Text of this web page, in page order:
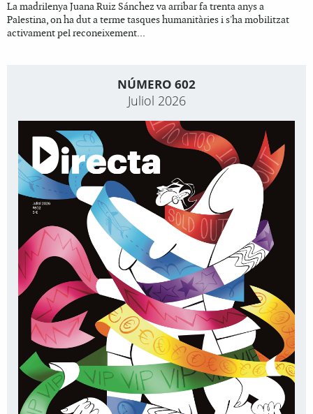
La madrilenya Juana Ruiz Sánchez va arribar fa trenta anys a
Palestina, on ha dut a terme tasques humanitàries i s'ha mobilitzat
activament pel reconeixement...
NÚMERO 602
Juliol 2026